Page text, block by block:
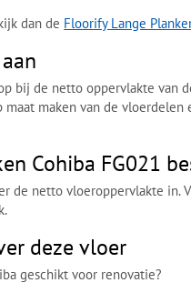
dan de Floorify Lange
bij de netto oppervlakte van
maken van de
Cohiba FG021
de netto vloeroppervlakte in.
deze vloer
geschikt voor renovatie?